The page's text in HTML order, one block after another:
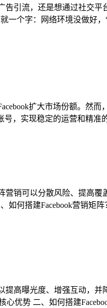
告引流，还是想通过社交
个字：网络环境没做好，
扩大市场份额。然而
号，实现稳定的运营和精
销可以分散风险、提高
如何搭建Facebook营销矩
高曝光度、增强互动，并
优势 二、如何搭建